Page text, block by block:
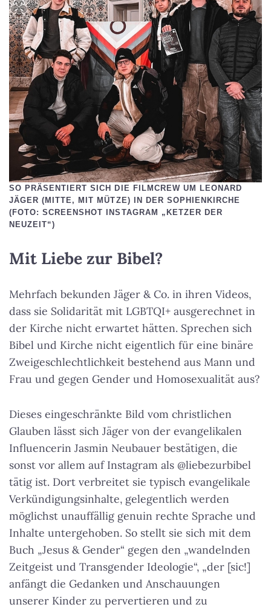
SO PRÄSENTIERT SICH DIE FILMCREW UM LEONARD
JÄGER (MITTE, MIT MÜTZE) IN DER SOPHIENKIRCHE
(FOTO: SCREENSHOT INSTAGRAM „KETZER DER
NEUZEIT“)
Mit Liebe zur Bibel?
Mehrfach bekunden Jäger & Co. in ihren Videos,
dass sie Solidarität mit LGBTQI+ ausgerechnet in
der Kirche nicht erwartet hätten. Sprechen sich
Bibel und Kirche nicht eigentlich für eine binäre
Zweigeschlechtlichkeit bestehend aus Mann und
Frau und gegen Gender und Homosexualität aus?
Dieses eingeschränkte Bild vom christlichen
Glauben lässt sich Jäger von der evangelikalen
Influencerin Jasmin Neubauer bestätigen, die
sonst vor allem auf Instagram als @liebezurbibel
tätig ist. Dort verbreitet sie typisch evangelikale
Verkündigungsinhalte, gelegentlich werden
möglichst unauffällig genuin rechte Sprache und
Inhalte untergehoben. So stellt sie sich mit dem
Buch „Jesus & Gender“ gegen den „wandelnden
Zeitgeist und Transgender Ideologie“, „der [sic!]
anfängt die Gedanken und Anschauungen
unserer Kinder zu pervertieren und zu